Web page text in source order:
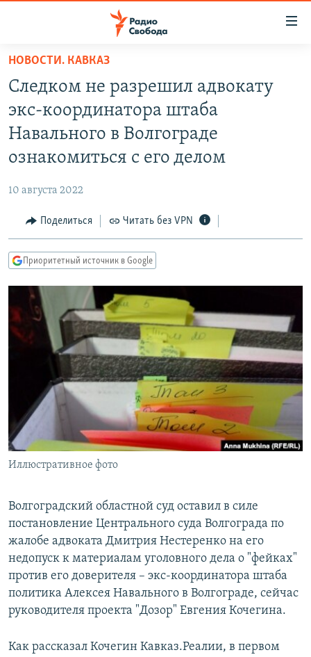
упрощенного
доступа
основному
содержанию
навигации
Вернутся
ПОДКАСТЫ
АВТОРСКИЕ ПРОЕКТЫ
КУЛЬТУРА
IDEL.РЕАЛИИ
КАВКАЗ.РЕАЛИИ
СИБИРЬ.РЕАЛИИ
РАСПИСАНИЕ ВЕЩАНИЯ
ПОДПИШИТЕСЬ НА РАССЫЛКУ
СОЦИАЛЬНЫЕ СЕТИ
НОВОСТИ. КАВКАЗ
Следком не разрешил адвокату
экс-координатора штаба
Навального в Волгограде
ознакомиться с его делом
10 августа 2022
Поделиться Читать без VPN
Приоритетный источник в Google
Иллюстративное фото
Волгоградский областной суд оставил в силе
постановление Центрального суда Волгограда по
жалобе адвоката Дмитрия Нестеренко на его
недопуск к материалам уголовного дела о "фейках"
против его доверителя – экс-координатора штаба
политика Алексея Навального в Волгограде, сейчас
руководителя проекта "Дозор" Евгения Кочегина.
Как рассказал Кочегин Кавказ.Реалии, в первом